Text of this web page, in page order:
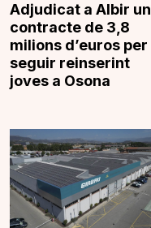
Adjudicat a Albir un
contracte de 3,8
milions d’euros per
seguir reinserint
joves a Osona